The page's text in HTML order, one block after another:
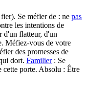
Se méfier de : ne pas
les intentions de
d'un flatteur, d'un
Méfiez-vous de votre
des promesses de
dort. Familier: Se
cette porte. Absolu : Être